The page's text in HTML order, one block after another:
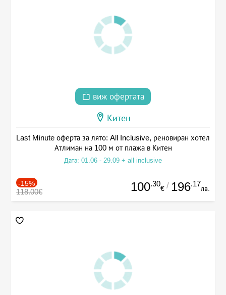
виж офертата
Китен
Last Minute оферта за лято: All Inclusive, реновиран хотел
Атлиман на 100 м от плажа в Китен
Дата: 01.06 - 29.09 + all inclusive
-15%
118.00€ 100.30
€ / 196.17
лв.